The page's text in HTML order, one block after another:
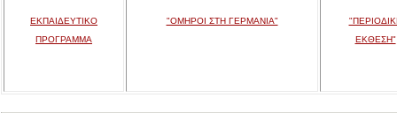
ΕΚΠΑΙΔΕΥΤΙΚΟ
ΠΡΟΓΡΑΜΜΑ
"ΟΜΗΡΟΙ ΣΤΗ ΓΕΡΜΑΝΙΑ"
ΕΚΘΕΣΗ"